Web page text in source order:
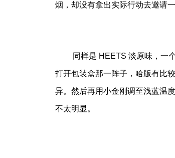
烟，却没有拿出实际行动去邀请
同样是 HEETS 淡原味，一
打开包装盒那一阵子，哈版有比
异。然后再用小金刚调至浅蓝温
不太明显。